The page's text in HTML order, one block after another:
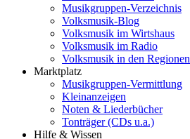
Musikgruppen-Verzeichnis
Volksmusik-Blog
Volksmusik im Wirtshaus
Volksmusik im Radio
Volksmusik in den Regionen
Marktplatz
Musikgruppen-Vermittlung
Kleinanzeigen
Noten & Liederbücher
Tonträger (CDs u.a.)
Hilfe & Wissen